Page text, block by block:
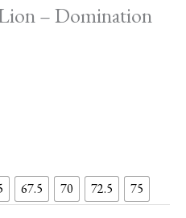
– Domination
67.5 70 72.5 75